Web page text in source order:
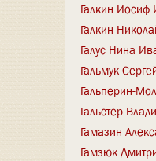
Галкин
Галкин
Галус Нина
Гальмук
Гальперин-
Гальстер
Гамазин
Гамзюк